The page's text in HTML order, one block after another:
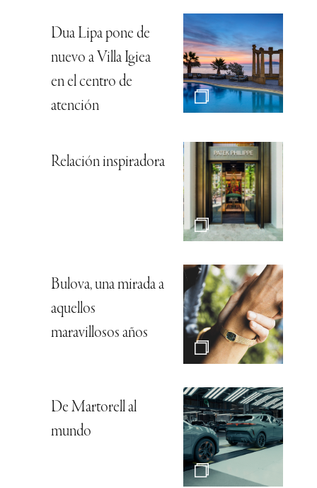
Dua Lipa pone de
nuevo a Villa Igiea
en el centro de
atención
Relación inspiradora
Bulova, una mirada a
aquellos
maravillosos años
De Martorell al
mundo